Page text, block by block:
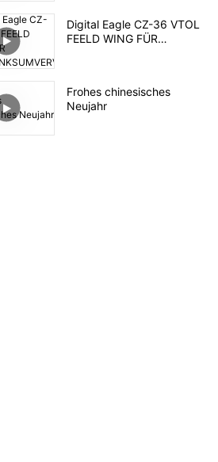
Digital Eagle CZ-36 VTOL
FEELD WING FÜR
Frohes chinesisches
Neujahr